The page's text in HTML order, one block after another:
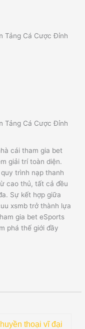
cái tham gia bet
giải trí toàn diện.
trình nạp thanh
cao thủ, tất cả đều
Sự kết hợp giữa
xsmb trở thành lựa
gia bet eSports
phá thế giới đầy
thoại vĩ đại